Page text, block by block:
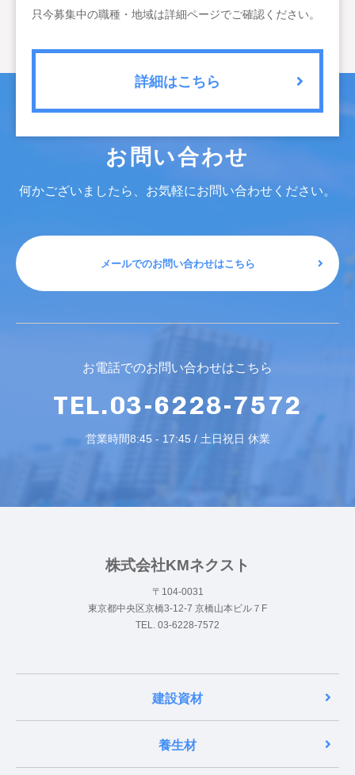
只今募集中の職種・地域は詳細ページでご確認ください。
詳細はこちら
お問い合わせ
何かございましたら、お気軽にお問い合わせください。
メールでのお問い合わせはこちら
お電話でのお問い合わせはこちら
TEL.03-6228-7572
営業時間8:45 - 17:45 / 土日祝日 休業
株式会社KMネクスト
〒104-0031
東京都中央区京橋3-12-7 京橋山本ビル７F
TEL. 03-6228-7572
建設資材
養生材